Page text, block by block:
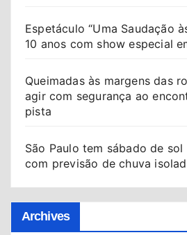
Espetáculo “Uma Saudação
10 anos com show especial
Queimadas às margens das
agir com segurança ao
pista
São Paulo tem sábado de
com previsão de chuva
Archives